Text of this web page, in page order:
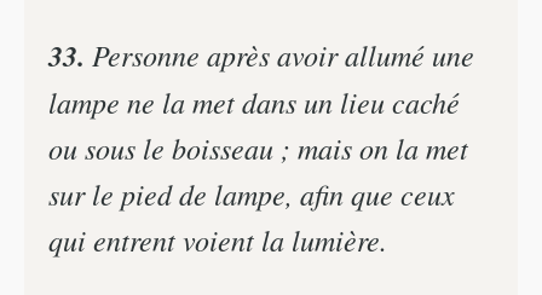
33. Personne après avoir allumé une
lampe ne la met dans un lieu caché
ou sous le boisseau ; mais on la met
sur le pied de lampe, afin que ceux
qui entrent voient la lumière.